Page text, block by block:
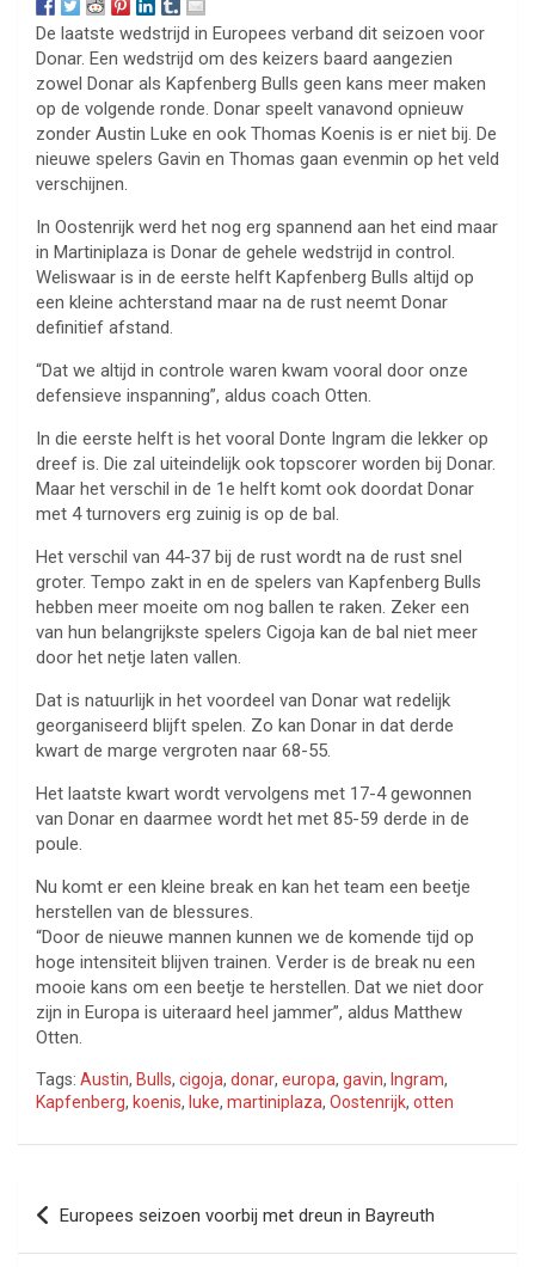
De laatste wedstrijd in Europees verband dit seizoen voor
Donar. Een wedstrijd om des keizers baard aangezien
zowel Donar als Kapfenberg Bulls geen kans meer maken
op de volgende ronde. Donar speelt vanavond opnieuw
zonder Austin Luke en ook Thomas Koenis is er niet bij. De
nieuwe spelers Gavin en Thomas gaan evenmin op het veld
verschijnen.
In Oostenrijk werd het nog erg spannend aan het eind maar
in Martiniplaza is Donar de gehele wedstrijd in control.
Weliswaar is in de eerste helft Kapfenberg Bulls altijd op
een kleine achterstand maar na de rust neemt Donar
definitief afstand.
“Dat we altijd in controle waren kwam vooral door onze
defensieve inspanning”, aldus coach Otten.
In die eerste helft is het vooral Donte Ingram die lekker op
dreef is. Die zal uiteindelijk ook topscorer worden bij Donar.
Maar het verschil in de 1e helft komt ook doordat Donar
met 4 turnovers erg zuinig is op de bal.
Het verschil van 44-37 bij de rust wordt na de rust snel
groter. Tempo zakt in en de spelers van Kapfenberg Bulls
hebben meer moeite om nog ballen te raken. Zeker een
van hun belangrijkste spelers Cigoja kan de bal niet meer
door het netje laten vallen.
Dat is natuurlijk in het voordeel van Donar wat redelijk
georganiseerd blijft spelen. Zo kan Donar in dat derde
kwart de marge vergroten naar 68-55.
Het laatste kwart wordt vervolgens met 17-4 gewonnen
van Donar en daarmee wordt het met 85-59 derde in de
poule.
Nu komt er een kleine break en kan het team een beetje
herstellen van de blessures.
“Door de nieuwe mannen kunnen we de komende tijd op
hoge intensiteit blijven trainen. Verder is de break nu een
mooie kans om een beetje te herstellen. Dat we niet door
zijn in Europa is uiteraard heel jammer”, aldus Matthew
Otten.
Tags: Austin, Bulls, cigoja, donar, europa, gavin, Ingram,
Kapfenberg, koenis, luke, martiniplaza, Oostenrijk, otten
Bericht
navigatie
Europees seizoen voorbij met dreun in Bayreuth